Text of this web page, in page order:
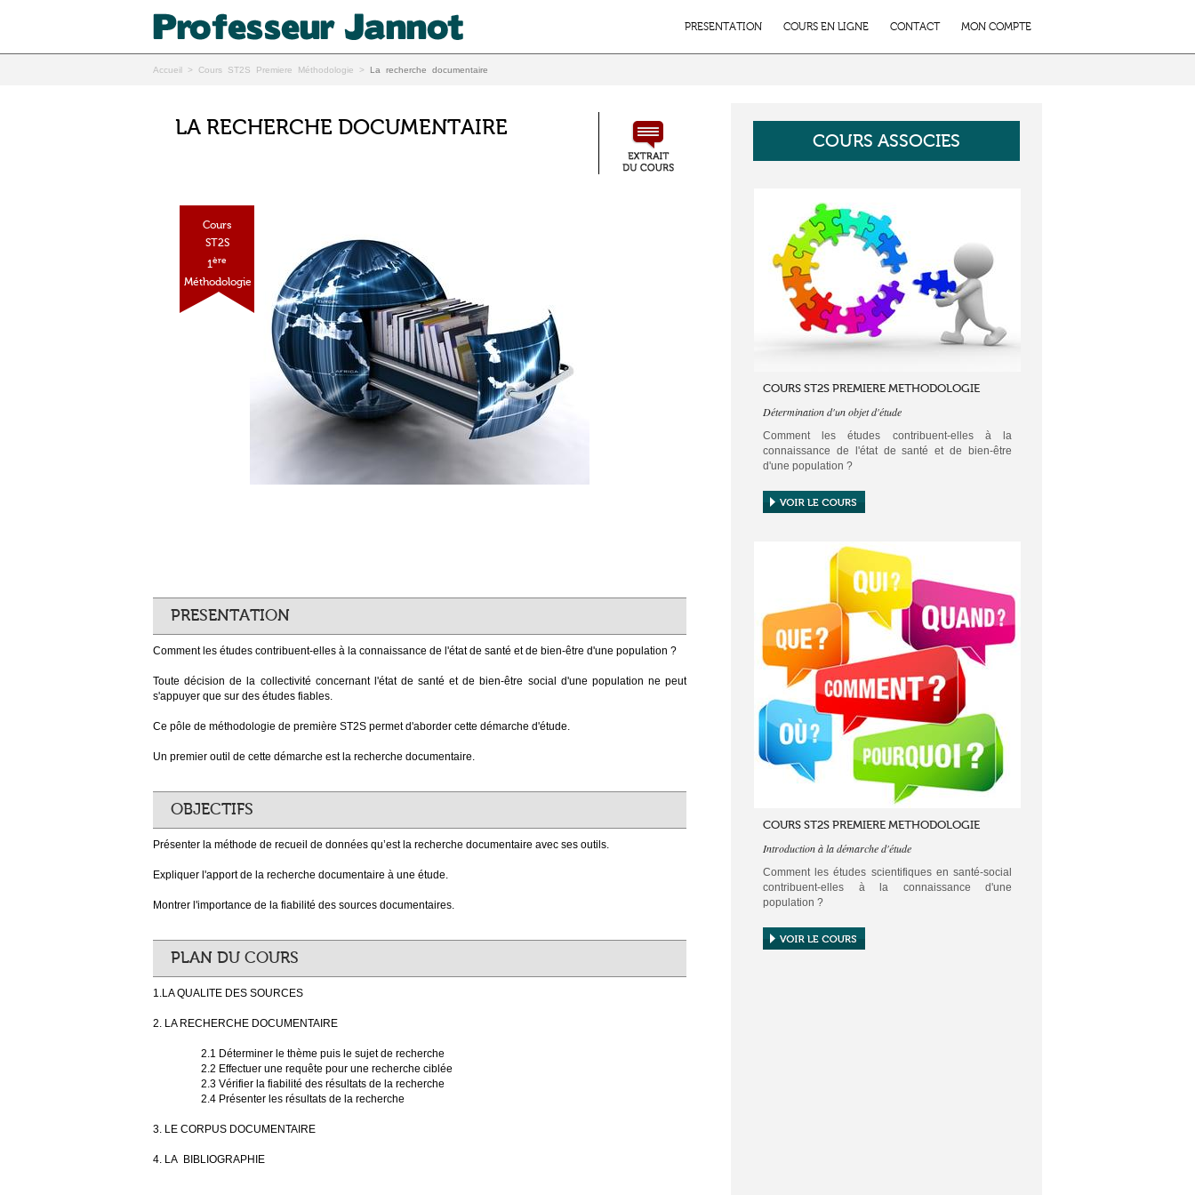
PRESENTATION COURS EN LIGNE CONTACT MON COMPTE
Accueil > Cours ST2S Premiere Méthodologie > La recherche documentaire
LA RECHERCHE DOCUMENTAIRE
Cours
ST2S
1ère
Méthodologie
PRESENTATION
Comment les études contribuent-elles à la connaissance de l'état de santé et de bien-être d'une population ?
Toute décision de la collectivité concernant l'état de santé et de bien-être social d'une population ne peut
s'appuyer que sur des études fiables.
Ce pôle de méthodologie de première ST2S permet d'aborder cette démarche d'étude.
Un premier outil de cette démarche est la recherche documentaire.
OBJECTIFS
Présenter la méthode de recueil de données qu’est la recherche documentaire avec ses outils.
Expliquer l'apport de la recherche documentaire à une étude.
Montrer l'importance de la fiabilité des sources documentaires.
PLAN DU COURS
1.LA QUALITE DES SOURCES
2. LA RECHERCHE DOCUMENTAIRE
2.1 Déterminer le thème puis le sujet de recherche
2.2 Effectuer une requête pour une recherche ciblée
2.3 Vérifier la fiabilité des résultats de la recherche
2.4 Présenter les résultats de la recherche
3. LE CORPUS DOCUMENTAIRE
4. LA BIBLIOGRAPHIE
COURS ASSOCIES
COURS ST2S PREMIERE METHODOLOGIE
Détermination d'un objet d'étude
Comment les études contribuent-elles à la
connaissance de l'état de santé et de bien-être
d'une population ?
Toute décision de la collectivité concernant l'état de
santé et de bien-être social d'une population ne
Ce pôle de méthodologie de première ST2S
permet d'aborder cette démarche d'étude.
Une démarche, est un ensemble d'étapes à suivre
dans un certain ordre. Elle est décrite dans un
protocole d'étude.
COURS ST2S PREMIERE METHODOLOGIE
Introduction à la démarche d'étude
Comment les études scientifiques en santé-social
contribuent-elles à la connaissance d'une
population ?
Toute décision de la collectivité concernant l'état de
santé et de bien-être d'une population ne peut